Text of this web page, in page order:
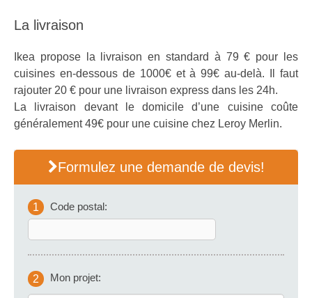
La livraison
Ikea propose la livraison en standard à 79 € pour les
cuisines en-dessous de 1000€ et à 99€ au-delà. Il faut
rajouter 20 € pour une livraison express dans les 24h.
La livraison devant le domicile d’une cuisine coûte
généralement 49€ pour une cuisine chez Leroy Merlin.
Formulez une demande de devis!
1 Code postal:
2 Mon projet: